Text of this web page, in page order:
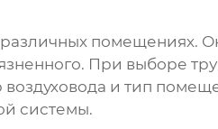
помещениях.
При выборе
воздуховода и тип
системы.